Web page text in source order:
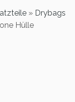
» Drybags
Hülle